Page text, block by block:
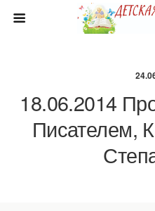
18.06.2014
Писателем,